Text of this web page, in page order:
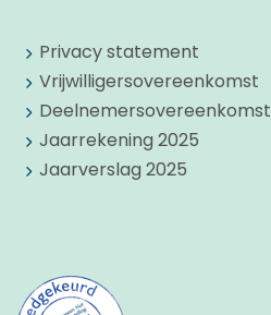
Privacy statement
Vrijwilligersovereenkomst
Deelnemersovereenkomst
Jaarrekening 2025
Jaarverslag 2025